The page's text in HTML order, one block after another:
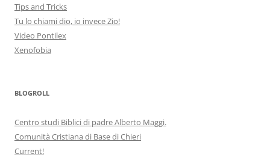
Tips and Tricks
Tu lo chiami dio, io invece Zio!
Video Pontilex
Xenofobia
BLOGROLL
Centro studi Biblici di padre Alberto Maggi.
Comunità Cristiana di Base di Chieri
Current!